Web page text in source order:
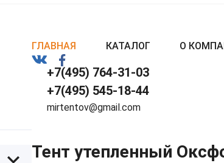
ГЛАВНАЯ КАТАЛОГ О
+7(495) 764-31-03
+7(495) 545-18-44
mirtentov@gmail.com
Тент утепленный